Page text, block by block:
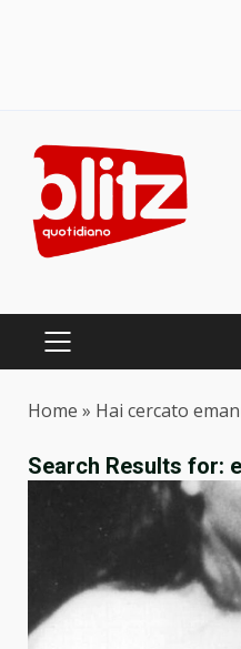
content
PRIMARY
Home » Hai cercato
Search Results for: